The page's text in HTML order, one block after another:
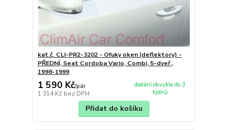
kat.č. CLI-PR2-3202 - Ofuky oken (deflektory) -
PŘEDNÍ, Seat Cordoba Vario, Combi, 5-dveř.,
1998-1999
1 590 Kč/pár
1 314 Kč bez DPH
dodání obvykle do 3
týdnů
Přidat do košíku